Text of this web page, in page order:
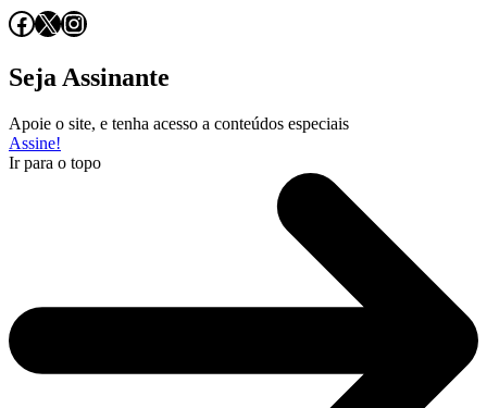
Facebook
X Instagram
Seja Assinante
Apoie o site, e tenha acesso a conteúdos especiais
Assine!
Ir para o topo